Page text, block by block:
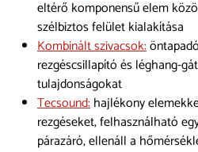
eltérő komponensű elem
szélbiztos felület kialakítása
Kombinált szivacsok:
rezgéscsillapító és léghang-
tulajdonságokat
Tecsound:hajlékony
rezgéseket, felhasználható
párazáró, ellenáll a